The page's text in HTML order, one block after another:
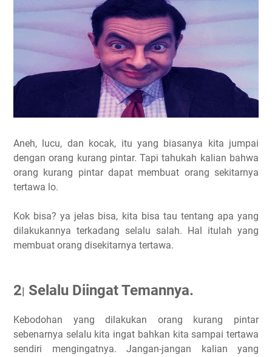
Aneh, lucu, dan kocak, itu yang biasanya kita jumpai
dengan orang kurang pintar. Tapi tahukah kalian bahwa
orang kurang pintar dapat membuat orang sekitarnya
tertawa lo.
Kok bisa? ya jelas bisa, kita bisa tau tentang apa yang
dilakukannya terkadang selalu salah. Hal itulah yang
membuat orang disekitarnya tertawa.
2| Selalu Diingat Temannya.
Kebodohan yang dilakukan orang kurang pintar
sebenarnya selalu kita ingat bahkan kita sampai tertawa
sendiri mengingatnya. Jangan-jangan kalian yang